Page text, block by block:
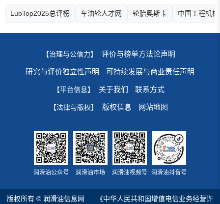
LubTop2025总评榜 车油轮人才网 轮胎奥斯卡 中国工程机
【治理与公信力】 评价与榜单方法论声明
研究与评价独立性声明 可持续发展与商业责任声明
【平台信息】 关于我们 联系方式
【法律与版权】 版权信息 网站地图
润滑油公众号 润滑油市场 润滑油视频号 润滑油抖音号
版权所有 © 润滑油信息网 《中华人民共和国增值电信业务经营许